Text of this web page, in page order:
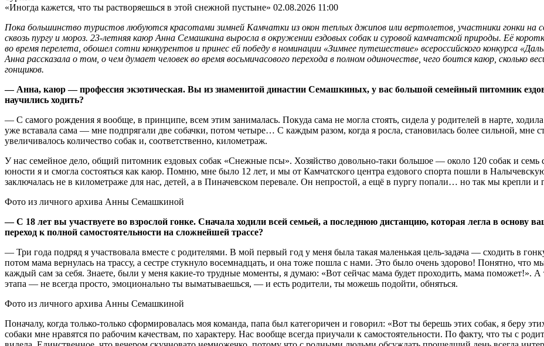
«Иногда кажется, что ты растворяешься в этой снежной пустыне» 02.08.2026 11:00
Пока большинство туристов любуются красотами зимней Камчатки из окон теплых джипов или вертолетов, участники гонки на
сквозь пургу и мороз. 23-летняя каюр Анна Семашкина выросла в окружении ездовых собак и суровой камчатской природы. Её
во время перелета, обошел сотни конкурентов и принес ей победу в номинации «Зимнее путешествие» всероссийского конкурса
Анна рассказала о том, о чем думает человек во время восьмичасового перехода в полном одиночестве, чего боится каюр, сколько
гонщиков.
— Анна, каюр — профессия экзотическая. Вы из знаменитой династии Семашкиных, у вас большой семейный питомник
научились ходить?
— С самого рождения я вообще, в принципе, всем этим занималась. Покуда сама не могла стоять, сидела у родителей в нарте,
уже вставала сама — мне подпрягали две собачки, потом четыре… С каждым разом, когда я росла, становилась более сильной, мне
увеличивалось количество собак и, соответственно, километраж.
У нас семейное дело, общий питомник ездовых собак «Снежные псы». Хозяйство довольно-таки большое — около 120 собак и семь
юности я и смогла состояться как каюр. Помню, мне было 12 лет, и мы от Камчатского центра ездового спорта пошли в
заключалась не в километраже для нас, детей, а в Пиначевском перевале. Он непростой, а ещё в пургу попали… но так мы крепли и
Фото из личного архива Анны Семашкиной
— С 18 лет вы участвуете во взрослой гонке. Сначала ходили всей семьей, а последнюю дистанцию, которая легла в основу
переход к полной самостоятельности на сложнейшей трассе?
— Три года подряд я участвовала вместе с родителями. В мой первый год у меня была такая маленькая цель-задача — сходить в
потом мама вернулась на трассу, а сестре стукнуло восемнадцать, и она тоже пошла с нами. Это было очень здорово! Понятно, что
каждый сам за себя. Знаете, были у меня какие-то трудные моменты, я думаю: «Вот сейчас мама будет проходить, мама поможет!». А
этапа — не всегда просто, эмоционально ты выматываешься, — и есть родители, ты можешь подойти, обняться.
Фото из личного архива Анны Семашкиной
Поначалу, когда только-только сформировалась моя команда, папа был категоричен и говорил: «Вот ты берешь этих собак, я беру
собаки мне нравятся по рабочим качествам, по характеру. Нас вообще всегда приучали к самостоятельности. По факту, что ты с